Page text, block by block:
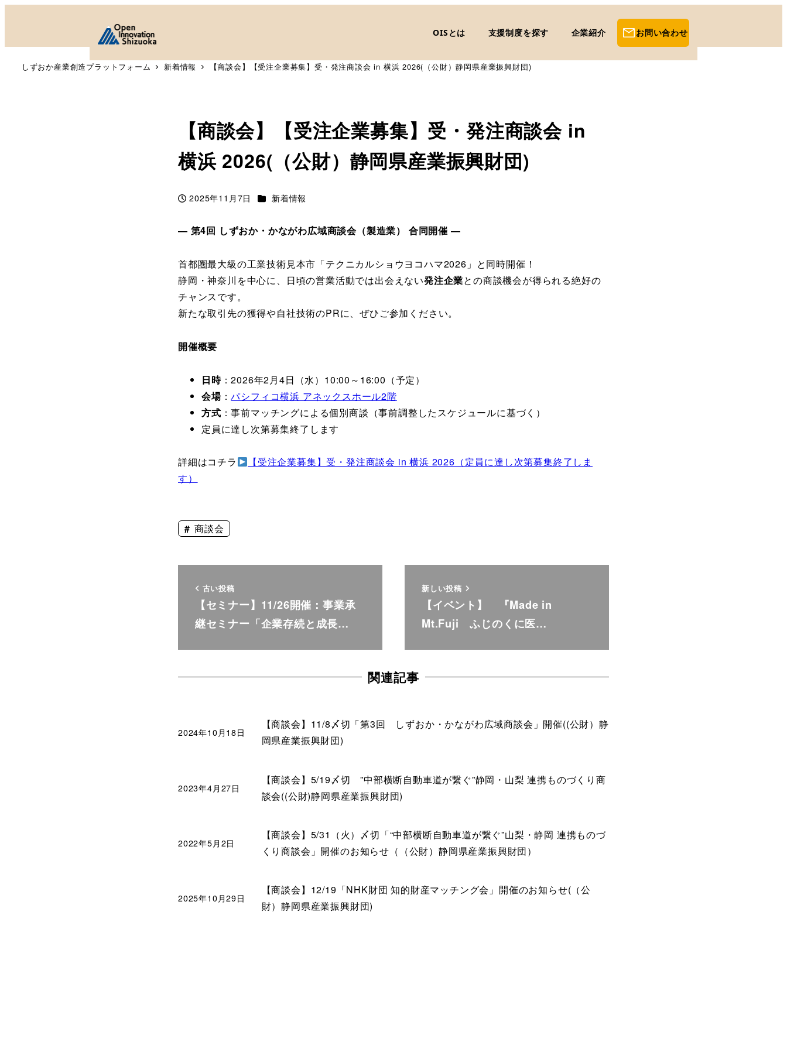
OISとは 支援制度を探す 企業紹介 お問い合わせ
しずおか産業創造プラットフォーム 新着情報 【商談会】【受注企業募集】受・発注商談会 in 横浜 2026(（公財）静岡県産業振興財団)
【商談会】【受注企業募集】受・発注商談会 in
横浜 2026(（公財）静岡県産業振興財団)
投稿日
2025年11月7日 カテゴリー
新着情報
― 第4回 しずおか・かながわ広域商談会（製造業） 合同開催 ―
首都圏最大級の工業技術見本市「テクニカルショウヨコハマ2026」と同時開催！
静岡・神奈川を中心に、日頃の営業活動では出会えない発注企業との商談機会が得られる絶好の
チャンスです。
新たな取引先の獲得や自社技術のPRに、ぜひご参加ください。
開催概要
日時：2026年2月4日（水）10:00～16:00（予定）
会場：パシフィコ横浜 アネックスホール2階
方式 ：事前マッチングによる個別商談（事前調整したスケジュールに基づく）
定員に達し次第募集終了します
詳細はコチラ
【受注企業募集】受・発注商談会 in 横浜 2026（定員に達し次第募集終了しま
す）
商談会
古い投稿
【セミナー】11/26開催：事業承
継セミナー「企業存続と成長…
新しい投稿
【イベント】 『Made in
Mt.Fuji ふじのくに医…
関連記事
【商談会】11/8〆切「第3回 しずおか・かながわ広域商談会」開催((公財）静
岡県産業振興財団)
2024年10月18日
【商談会】5/19〆切 ”中部横断自動車道が繋ぐ”静岡・山梨 連携ものづくり商
談会((公財)静岡県産業振興財団)
2023年4月27日
【商談会】5/31（火）〆切「“中部横断自動車道が繋ぐ”山梨・静岡 連携ものづ
くり商談会」開催のお知らせ（（公財）静岡県産業振興財団）
2022年5月2日
【商談会】12/19「NHK財団 知的財産マッチング会」開催のお知らせ(（公
財）静岡県産業振興財団)
2025年10月29日